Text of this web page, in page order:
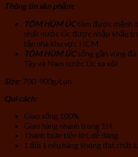
Thông tin sản phẩm:
TÔM HÙM ÚCtôm được mệnh
nhất nước Úc được nhập khẩu
tận nhà khu vực HCM
TÔM HÙM ÚC sống gần vùng
Tây và Nam nước Úc xa xôi
Size: 700-900g/con
Qui cách:
Giao sống 100%.
Giao hàng nhanh trong 1H.
Thanh toán tiện lợi, dễ dàng.
1 đổi 1 nếu hàng không đạt chất